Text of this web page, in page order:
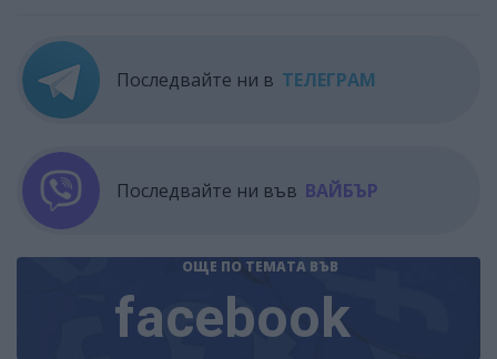
Последвайте ни в ТЕЛЕГРАМ
Последвайте ни във ВАЙБЪР
ОЩЕ ПО ТЕМАТА ВЪВ
facebook